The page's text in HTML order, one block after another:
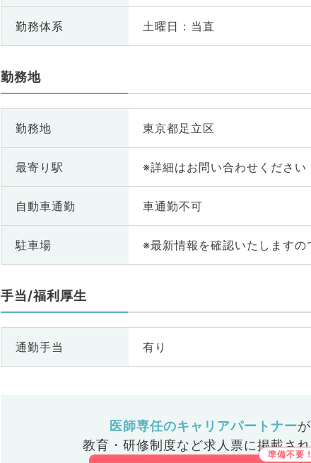
勤務体系 土曜日 : 当直
勤務地
勤務地 東京都足立区
最寄り駅 ※詳細はお問い合わせください
自動車通勤 車通勤不可
駐車場 ※最新情報を確認いたします
手当/福利厚生
通勤手当 有り
医師専任のキャリアパートナーが
教育・研修制度など求人票に掲載さ